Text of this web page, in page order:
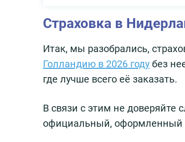
Страховка в
Итак, мы разобрались,
Голландию в 2026 году без
где лучше всего её заказать.
В связи с этим не
официальный, оформленный